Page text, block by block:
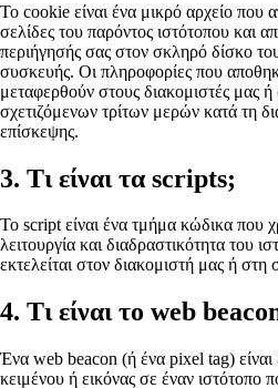
Το cookie είναι ένα μικρό αρχείο που
σελίδες του παρόντος ιστότοπου και
περιήγησής σας στον σκληρό δίσκο
συσκευής. Οι πληροφορίες που
μεταφερθούν στους διακομιστές μας ή
σχετιζόμενων τρίτων μερών κατά τη
επίσκεψης.
3. Τι είναι τα scripts;
Το script είναι ένα τμήμα κώδικα που
λειτουργία και διαδραστικότητα του
εκτελείται στον διακομιστή μας ή
4. Τι είναι το web
Ένα web beacon (ή ένα pixel tag)
κειμένου ή εικόνας σε έναν ιστότοπο